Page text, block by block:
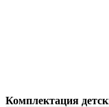
Комплектация